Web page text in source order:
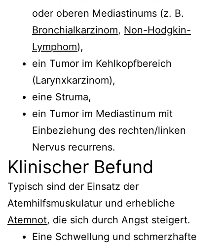
oder oberen Mediastinums (z. B.
Bronchialkarzinom, Non-Hodgkin-
Lymphom),
ein Tumor im Kehlkopfbereich
(Larynxkarzinom),
eine Struma,
ein Tumor im Mediastinum mit
Einbeziehung des rechten/linken
Nervus recurrens.
Klinischer Befund
Typisch sind der Einsatz der
Atemhilfsmuskulatur und erhebliche
Atemnot, die sich durch Angst steigert.
Eine Schwellung und schmerzhafte